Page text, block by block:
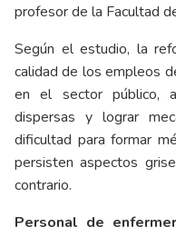
profesor de la Facultad
Según el estudio, la
calidad de los empleos
en el sector público,
dispersas y lograr
dificultad para formar
persisten aspectos
contrario.
Personal de